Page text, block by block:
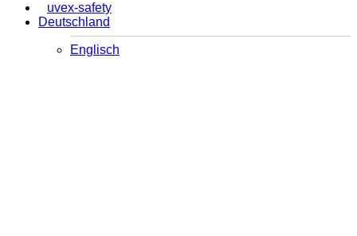
uvex-safety
Deutschland
Englisch